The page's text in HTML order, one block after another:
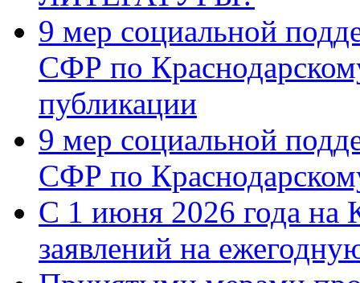
9 мер социальной
СФР по
публикации
9 мер социальной
СФР по
С 1 июня 2026 года на
заявлений на